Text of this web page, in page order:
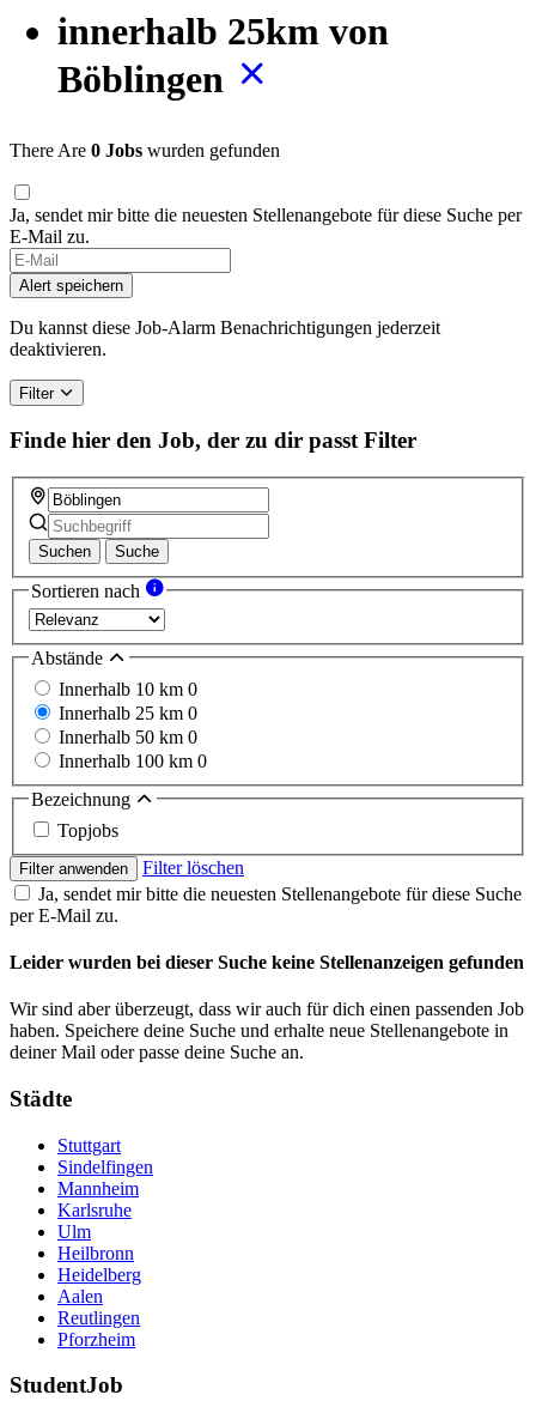
innerhalb 25km von
Böblingen
There Are 0 Jobs wurden gefunden
Ja, sendet mir bitte die neuesten Stellenangebote für diese Suche per
E-Mail zu.
If
you
are
a
human,
this
field
Alert speichern
Du kannst diese Job-Alarm Benachrichtigungen jederzeit
deaktivieren.
Filter
Finde hier den Job, der zu dir passt Filter
Suchen Suche
Sortieren nach
Abstände
Innerhalb 10 km 0
Innerhalb 25 km 0
Innerhalb 50 km 0
Innerhalb 100 km 0
Bezeichnung
Topjobs
Filter anwenden
Filter löschen
Ja, sendet mir bitte die neuesten Stellenangebote für diese Suche
per E-Mail zu.
Leider wurden bei dieser Suche keine Stellenanzeigen gefunden
Wir sind aber überzeugt, dass wir auch für dich einen passenden Job
haben. Speichere deine Suche und erhalte neue Stellenangebote in
deiner Mail oder passe deine Suche an.
Städte
Stuttgart
Sindelfingen
Mannheim
Karlsruhe
Ulm
Heilbronn
Heidelberg
Aalen
Reutlingen
Pforzheim
StudentJob